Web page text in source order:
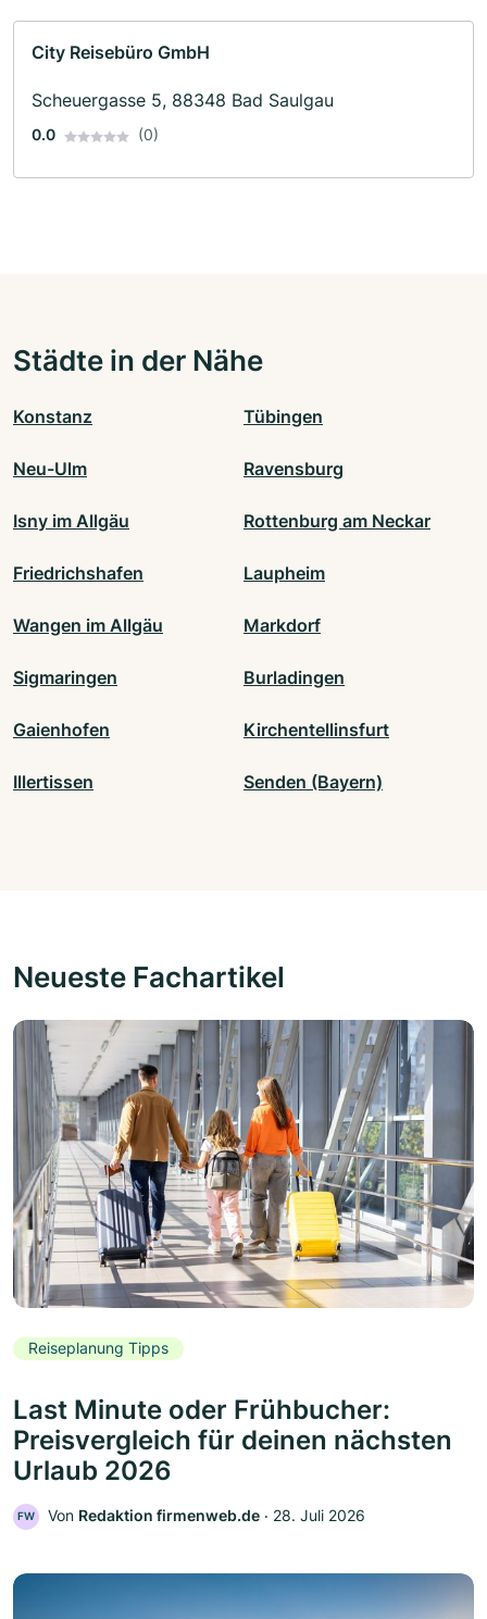
City Reisebüro GmbH
Scheuergasse 5, 88348 Bad Saulgau
0.0 (0)
Städte in der Nähe
Konstanz Tübingen
Neu-Ulm Ravensburg
Isny im Allgäu Rottenburg am Neckar
Friedrichshafen Laupheim
Wangen im Allgäu Markdorf
Sigmaringen Burladingen
Gaienhofen Kirchentellinsfurt
Illertissen Senden (Bayern)
Neueste Fachartikel
Reiseplanung Tipps
Last Minute oder Frühbucher:
Preisvergleich für deinen nächsten
Urlaub 2026
FW Von Redaktion firmenweb.de ‧ 28. Juli 2026